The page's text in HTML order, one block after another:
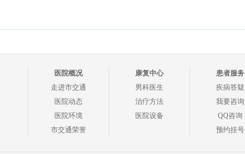
医院概况
走进市交通
医院动态
医院环境
市交通荣誉
康复中心
男科医生
治疗方法
医院设备
患者服务
疾病答疑
我要咨询
QQ咨询
预约挂号